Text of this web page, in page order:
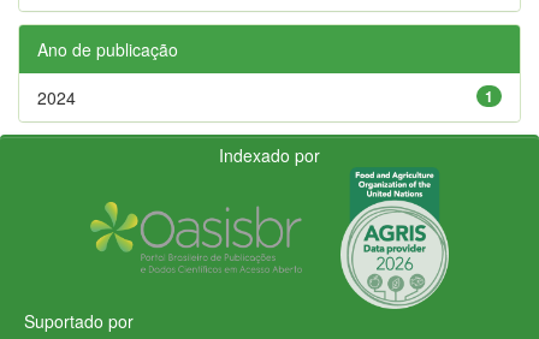
Ano de publicação
1
2024
Indexado por
Suportado por